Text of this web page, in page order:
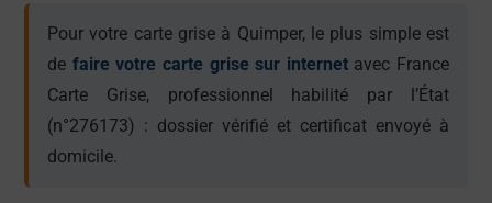
Pour votre carte grise à Quimper, le plus simple est
de faire votre carte grise sur internetavec France
Carte Grise, professionnel habilité par l’État
(n°276173) : dossier vérifié et certificat envoyé à
domicile.